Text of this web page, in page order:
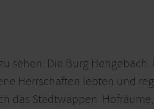
sehen: Die Burg
Herrschaften lebten und
das Stadtwappen.